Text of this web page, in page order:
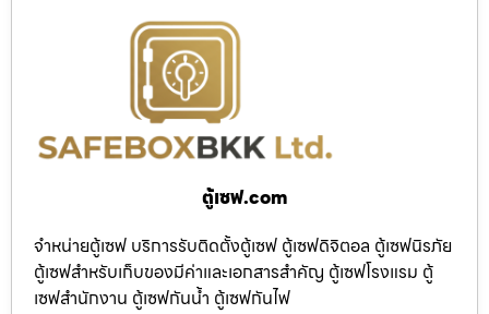
ตู้เซฟ.com
จำหน่ายตู้เซฟ บริการรับติดตั้งตู้เซฟ ตู้เซฟดิจิตอล ตู้เซฟนิรภัย
ตู้เซฟสำหรับเก็บของมีค่าและเอกสารสำคัญ ตู้เซฟโรงแรม ตู้
เซฟสำนักงาน ตู้เซฟกันน้ำ ตู้เซฟกันไฟ